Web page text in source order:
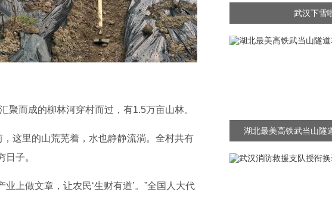
聚而成的柳林河穿村而过，有1.5万亩山林。
这里的山荒芜着，水也静静流淌。全村共有
子。
上做文章，让农民‘生财有道’。”全国人大代
武汉下雪
湖北最美高铁武当山隧